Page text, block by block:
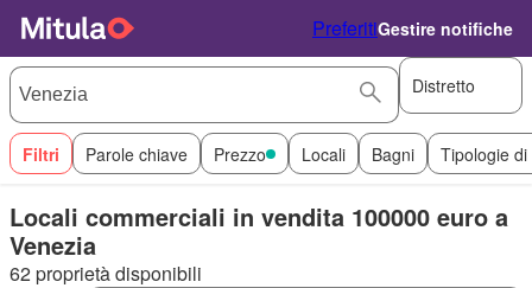
PreferitiGestire notifiche
Distretto
Filtri Parole chiave Prezzo Locali Bagni Tipologie
Locali commerciali in vendita 100000 euro a
Venezia
62 proprietà disponibili